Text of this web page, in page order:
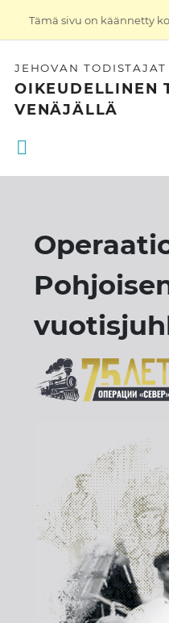
Tämä sivu on käännetty
JEHOVAN TODISTAJAT
OIKEUDELLINEN
VENÄJÄLLÄ